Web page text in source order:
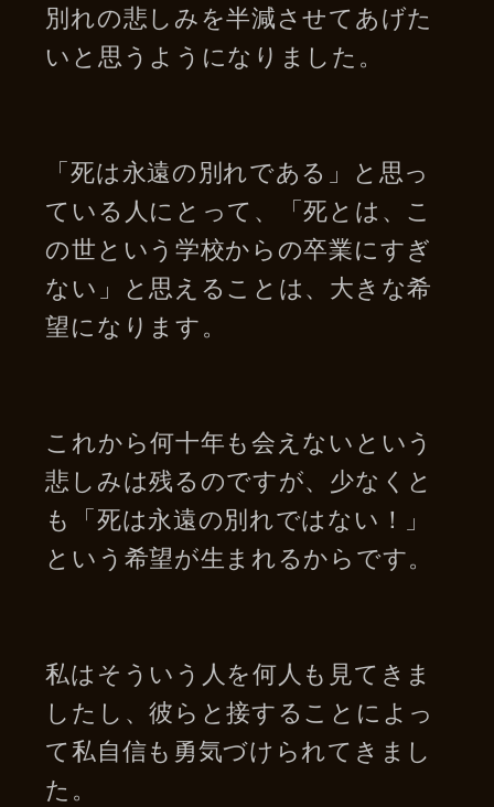
別れの悲しみを半減させてあげた
いと思うようになりました。
「死は永遠の別れである」と思っ
ている人にとって、「死とは、こ
の世という学校からの卒業にすぎ
ない」と思えることは、大きな希
望になります。
これから何十年も会えないという
悲しみは残るのですが、少なくと
も「死は永遠の別れではない！」
という希望が生まれるからです。
私はそういう人を何人も見てきま
したし、彼らと接することによっ
て私自信も勇気づけられてきまし
た。